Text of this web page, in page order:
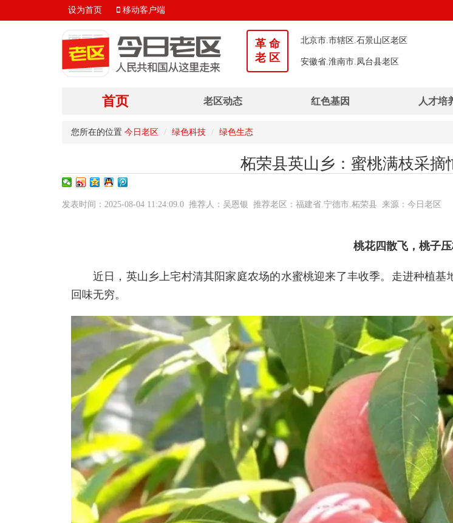
设为首页 移动客户端
革 命
老 区
北京市.市辖区.石景山区老区
安徽省.淮南市.凤台县老区
福建省.宁德市.柘荣县老区
湖北省.恩施土家族苗族自治州.建始县老
广西壮族自治区.钦州市.灵山县老区
首页 老区动态 红色基因 人才培
您所在的位置 今日老区 绿色科技 绿色生态
柘荣县英山乡：蜜桃满枝采摘
发表时间：2025-08-04 11:24:09.0 推荐人：吴恩银 推荐老区：福建省.宁德市.柘荣县 来源：今日老区
桃花四散飞，桃子压
近日，英山乡上宅村清其阳家庭农场的水蜜桃迎来了丰收季。走进种植
回味无穷。